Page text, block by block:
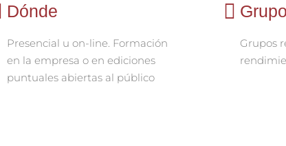
Dónde
Presencial u on-line. Formación
en la empresa o en ediciones
puntuales abiertas al público
Grupos